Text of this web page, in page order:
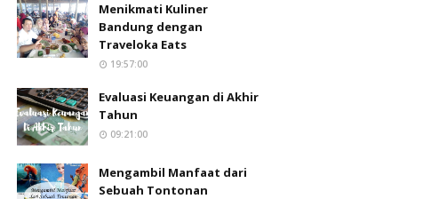
Menikmati Kuliner
Bandung dengan
Traveloka Eats
19:57:00
Evaluasi Keuangan di Akhir
Tahun
09:21:00
Mengambil Manfaat dari
Sebuah Tontonan